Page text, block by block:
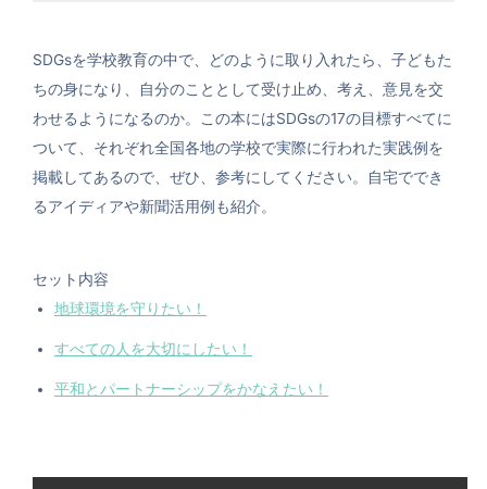
SDGsを学校教育の中で、どのように取り入れたら、子どもた
ちの身になり、自分のこととして受け止め、考え、意見を交
わせるようになるのか。この本にはSDGsの17の目標すべてに
ついて、それぞれ全国各地の学校で実際に行われた実践例を
掲載してあるので、ぜひ、参考にしてください。自宅ででき
るアイディアや新聞活用例も紹介。
セット内容
地球環境を守りたい！
すべての人を大切にしたい！
平和とパートナーシップをかなえたい！